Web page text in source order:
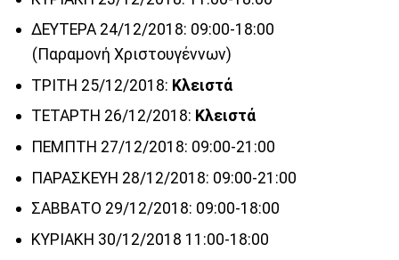
ΔΕΥΤΕΡΑ 24/12/2018: 09:00-18:00
(Παραμονή Χριστουγέννων)
ΤΡΙΤΗ 25/12/2018: Κλειστά
ΤΕΤΑΡΤΗ 26/12/2018: Κλειστά
ΠΕΜΠΤΗ 27/12/2018: 09:00-21:00
ΠΑΡΑΣΚΕΥΗ 28/12/2018: 09:00-21:00
ΣΑΒΒΑΤΟ 29/12/2018: 09:00-18:00
ΚΥΡΙΑΚΗ 30/12/2018 11:00-18:00